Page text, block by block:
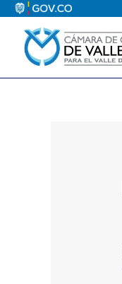
contenido